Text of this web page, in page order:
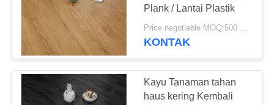
Plank / Lantai Plastik
KONTAK
Kayu Tanaman tahan
haus kering Kembali